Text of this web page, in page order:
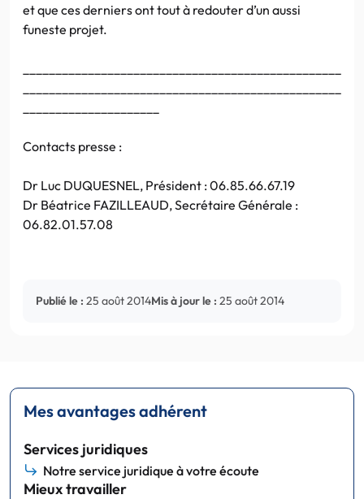
et que ces derniers ont tout à redouter d’un aussi
funeste projet.
Contacts presse :
Dr Luc DUQUESNEL, Président : 06.85.66.67.19
Dr Béatrice FAZILLEAUD, Secrétaire Générale :
06.82.01.57.08
Publié le : 25 août 2014Mis à jour le : 25 août 2014
Mes avantages adhérent
Services juridiques
Notre service juridique à votre écoute
Mieux travailler